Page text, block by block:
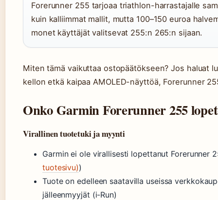
Forerunner 255 tarjoaa triathlon-harrastajalle
kuin kalliimmat mallit, mutta 100–150 euroa
monet käyttäjät valitsevat 255:n 265:n sijaan.
Miten tämä vaikuttaa ostopäätökseen? Jos haluat
kellon etkä kaipaa AMOLED-näyttöä, Forerunner
Onko Garmin Forerunner 255
Virallinen tuotetuki ja myynti
Garmin ei ole virallisesti lopettanut Forerunner
tuotesivu))
Tuote on edelleen saatavilla useissa
jälleenmyyjät (i-Run)